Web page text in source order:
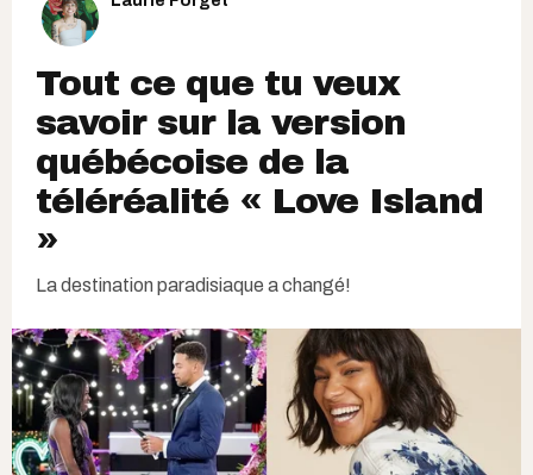
Tout ce que tu veux
savoir sur la version
québécoise de la
téléréalité « Love Island
»
La destination paradisiaque a changé!